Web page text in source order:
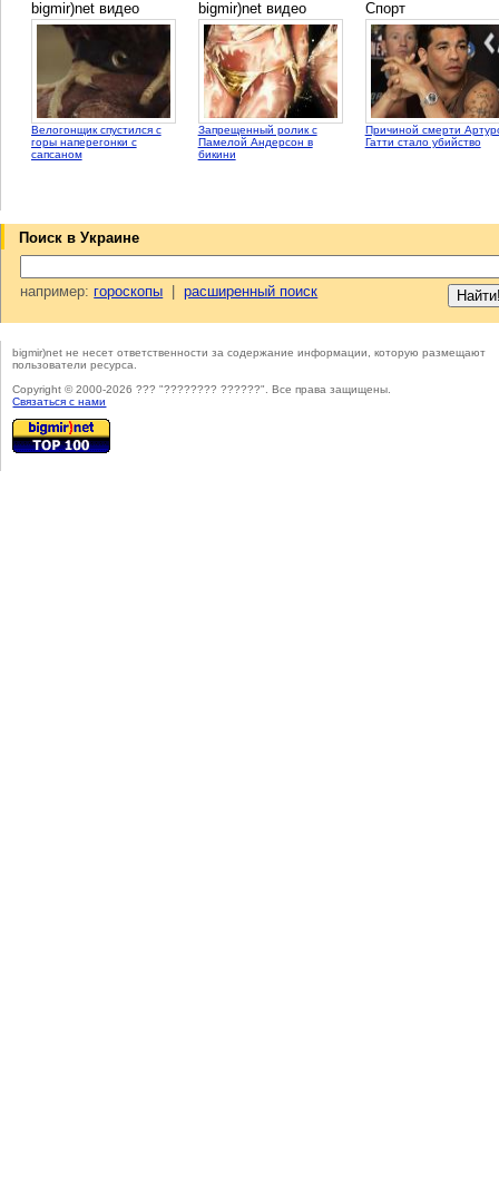
bigmir)net видео
Велогонщик спустился с
горы наперегонки с
сапсаном
bigmir)net видео
Запрещенный ролик с
Памелой Андерсон в
бикини
Спорт
Причиной смерти
Гатти стало убийство
Поиск в Украине
например:гороскопы |расширенный поиск
bigmir)net не несет ответственности за содержание информации, которую размещают
пользователи ресурса.
Copyright © 2000-2026 ??? "???????? ??????". Все права защищены.
Cвязаться с нами